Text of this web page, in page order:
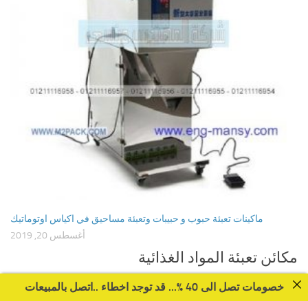
ماكينات تعبئة حبوب و حبيبات وتعبئة مساحيق في اكياس اوتوماتيك
أغسطس 20, 2019
مكائن تعبئة المواد الغذائية
مكائن تعبئة المواد الغذائية موديل 904 ماركة مهندس منسي
خصومات تصل الى 40 %... قد توجد اخطاء ..اتصل بالمبيعات